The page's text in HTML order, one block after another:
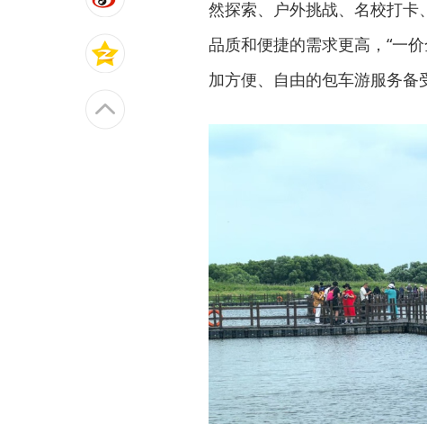
然探索、户外挑战、名校打
品质和便捷的需求更高，“一
加方便、自由的包车游服务备